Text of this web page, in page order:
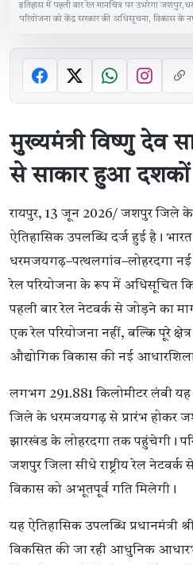
इतिहास में पहली बार रेल मानचित्र पर उभरेगा
परियोजना को केंद्र सरकार की अधिसूचना, विकास के
मुख्यमंत्री विष्णु देव
से साकार हुआ दशकों
रायपुर, 13 जून 2026/ जशपुर जिले
ऐतिहासिक उपलब्धि दर्ज हुई है। भारत
धरमजयगढ़–पत्थलगांव–लोहरदगा नई
रेल परियोजना के रूप में अधिसूचित
पहली बार रेल नेटवर्क से जोड़ने का
एक रेल परियोजना नहीं, बल्कि पूरे
औद्योगिक विकास की नई
लगभग 291.881 किलोमीटर लंबी यह
जिले के धरमजयगढ़ से प्रारंभ होकर
झारखंड के लोहरदगा तक पहुंचेगी।
जशपुर जिला सीधे राष्ट्रीय रेल
विकास को अभूतपूर्व गति मिलेगी।
यह ऐतिहासिक उपलब्धि प्रधानमंत्री
विकसित की जा रही आधुनिक